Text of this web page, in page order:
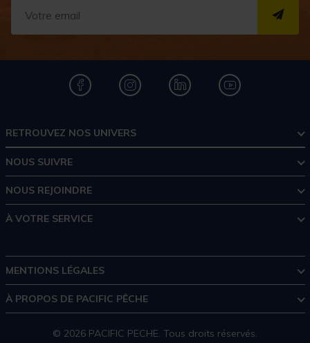
RETROUVEZ NOS UNIVERS
NOUS SUIVRE
NOUS REJOINDRE
À VOTRE SERVICE
MENTIONS LÉGALES
À PROPOS DE PACIFIC PÊCHE
© 2026 PACIFIC PECHE. Tous droits réservés.